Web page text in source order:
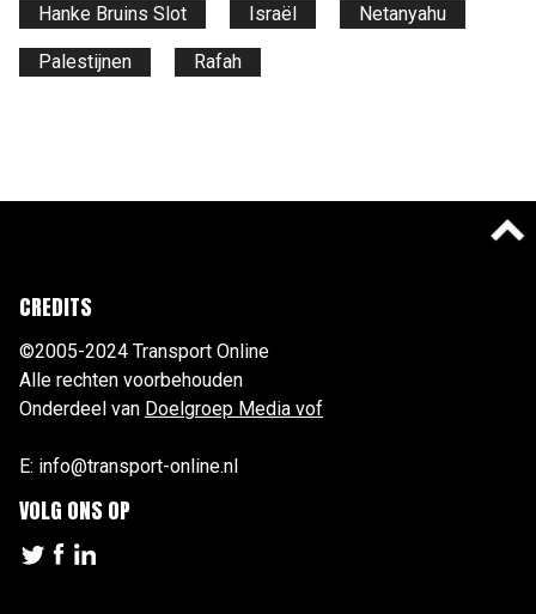
Hanke Bruins Slot Israël Netanyahu
Palestijnen Rafah
CREDITS
©2005-2024 Transport Online
Alle rechten voorbehouden
Onderdeel van Doelgroep Media vof
E: info@transport-online.nl
VOLG ONS OP